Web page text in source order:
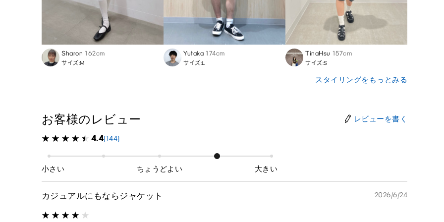
Sharon 162cm
サイズ:M
Yutaka 174cm
サイズ:L
TinaHsu 157cm
サイズ:S
スタイリングをもっとみる
お客様のレビュー レビューを書く
4.4(144)
小さい ちょうどよい 大きい
カジュアルにもならジャケット 2026/6/24